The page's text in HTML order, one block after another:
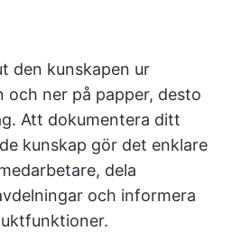
den kunskapen ur
och ner på papper, desto
Att dokumentera ditt
kunskap gör det enklare
dela
och informera